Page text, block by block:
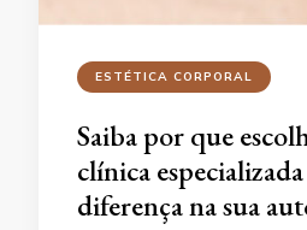
ESTÉTICA CORPORAL
Saiba por que
clínica
diferença na sua